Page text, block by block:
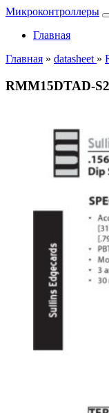
Микроконтроллеры
Главная
Главная » datasheet »
RMM15DTAD-